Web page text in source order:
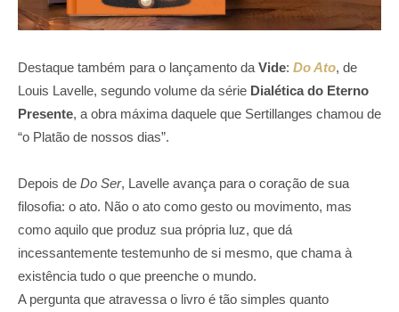
Destaque também para o lançamento da Vide: Do Ato, de
Louis Lavelle, segundo volume da série Dialética do Eterno
Presente, a obra máxima daquele que Sertillanges chamou de
“o Platão de nossos dias”.
Depois de Do Ser, Lavelle avança para o coração de sua
filosofia: o ato. Não o ato como gesto ou movimento, mas
como aquilo que produz sua própria luz, que dá
incessantemente testemunho de si mesmo, que chama à
existência tudo o que preenche o mundo.
A pergunta que atravessa o livro é tão simples quanto